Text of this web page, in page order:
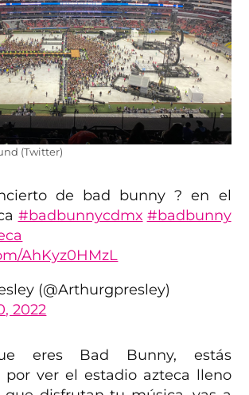
(Twitter)
de bad bunny ? en el
#badbunnycdmx #badbunny
AhKyz0HMzL
(@Arthurgpresley)
2022
eres Bad Bunny, estás
por ver el estadio azteca lleno